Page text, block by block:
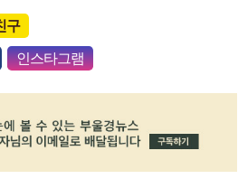
구
인스타그램